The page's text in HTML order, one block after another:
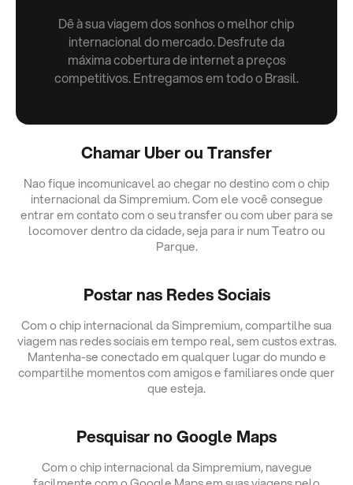
Dê à sua viagem dos sonhos o melhor chip
internacional do mercado. Desfrute da
máxima cobertura de internet a preços
competitivos. Entregamos em todo o Brasil.
Chamar Uber ou Transfer
Nao fique incomunicavel ao chegar no destino com o chip
internacional da Simpremium. Com ele você consegue
entrar em contato com o seu transfer ou com uber para se
locomover dentro da cidade, seja para ir num Teatro ou
Parque.
Postar nas Redes Sociais
Com o chip internacional da Simpremium, compartilhe sua
viagem nas redes sociais em tempo real, sem custos extras.
Mantenha-se conectado em qualquer lugar do mundo e
compartilhe momentos com amigos e familiares onde quer
que esteja.
Pesquisar no Google Maps
Com o chip internacional da Simpremium, navegue